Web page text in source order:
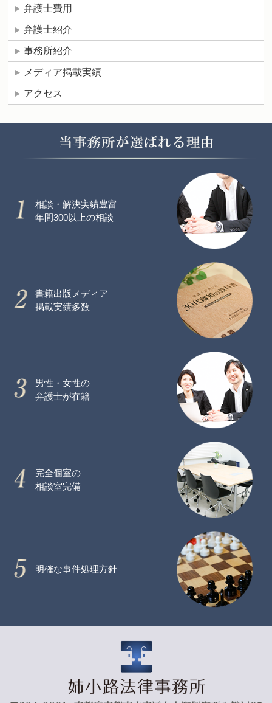
弁護士費用
弁護士紹介
事務所紹介
メディア掲載実績
アクセス
相談・解決実績豊富
年間300以上の相談
書籍出版メディア
掲載実績多数
男性・女性の
弁護士が在籍
完全個室の
相談室完備
明確な事件処理方針